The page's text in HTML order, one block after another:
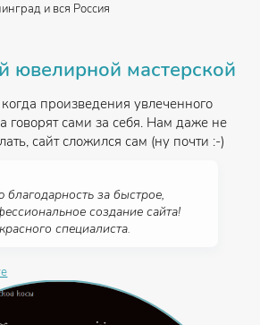
и вся Россия
ювелирной мастерской
произведения увлеченного
говорят сами за себя. Нам даже не
сайт сложился сам (ну почти :-)
за быстрое,
создание сайта!
специалиста.